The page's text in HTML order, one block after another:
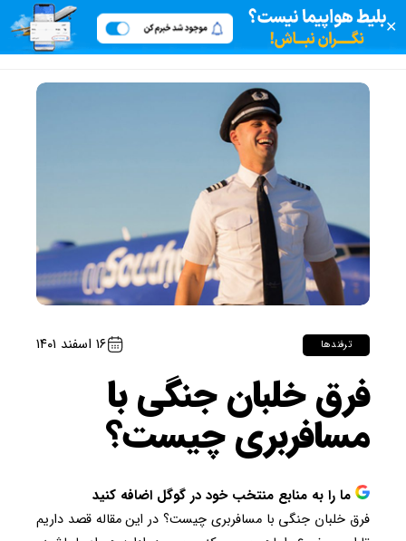
✕
ترفندها ۱۶ اسفند ۱۴۰۱
فرق خلبان جنگی با
مسافربری چیست؟
ما را به منابع منتخب خود در گوگل اضافه کنید
فرق خلبان جنگی با مسافربری چیست؟ در این مقاله قصد داریم